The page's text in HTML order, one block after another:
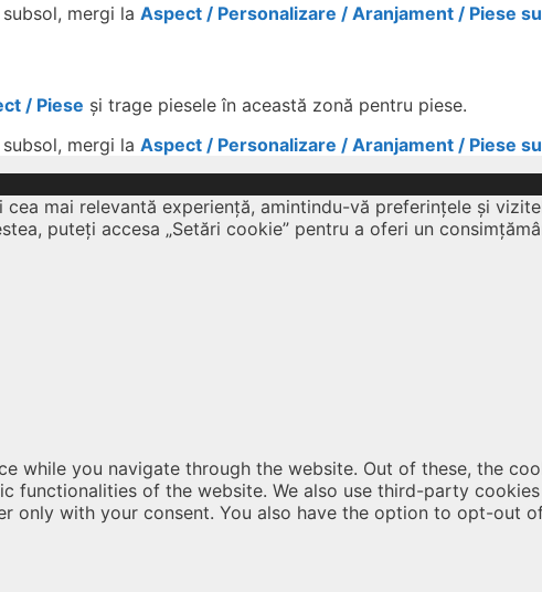
mergi la Aspect / Personalizare / Aranjament / Piese
/ Piese și trage piesele în această zonă pentru piese.
mergi la Aspect / Personalizare / Aranjament / Piese
mai relevantă experiență, amintindu-vă preferințele și
puteți accesa „Setări cookie” pentru a oferi un
while you navigate through the website. Out of these, the
functionalities of the website. We also use third-party
only with your consent. You also have the option to opt-out